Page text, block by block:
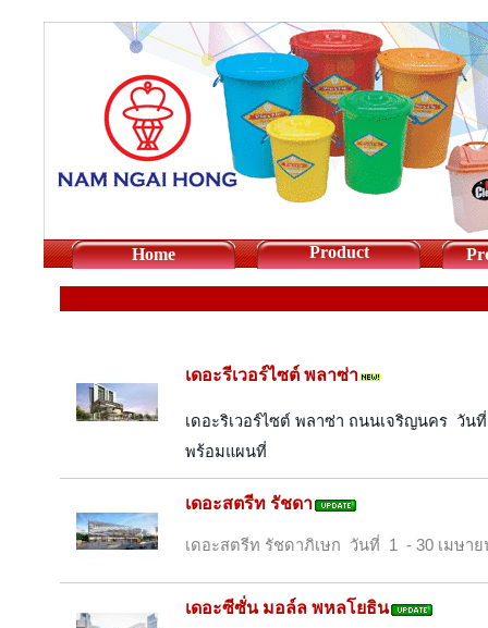
Home Product
เดอะรีเวอร์ไซต์ พลาซ่า
เดอะริเวอร์ไซต์ พลาซ่า ถนนเจริญนคร  วัน
พร้อมแผนที่
เดอะสตรีท รัชดา
เดอะสตรีท รัชดาภิเษก วันที่ 1 - 30 เมษา
เดอะซีซั่น มอล์ล พหลโยธิน